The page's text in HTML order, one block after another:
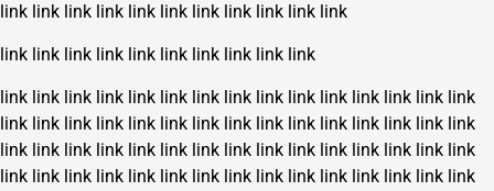
link link link link link link link link link link link
link link link link link link link link link link
link link link link link link link link link link link link link link link
link link link link link link link link link link link link link link link
link link link link link link link link link link link link link link link
link link link link link link link link link link link link link link link